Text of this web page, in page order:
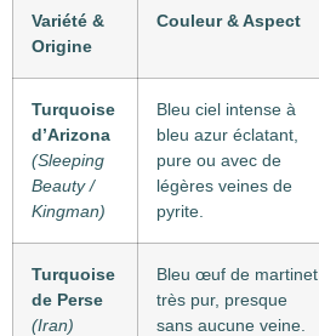
Variété &
Origine
Couleur & Aspect
Turquoise
d’Arizona
(Sleeping
Beauty /
Kingman)
Bleu ciel intense à
bleu azur éclatant,
pure ou avec de
légères veines de
pyrite.
Turquoise
de Perse
(Iran)
Bleu œuf de martinet
très pur, presque
sans aucune veine.